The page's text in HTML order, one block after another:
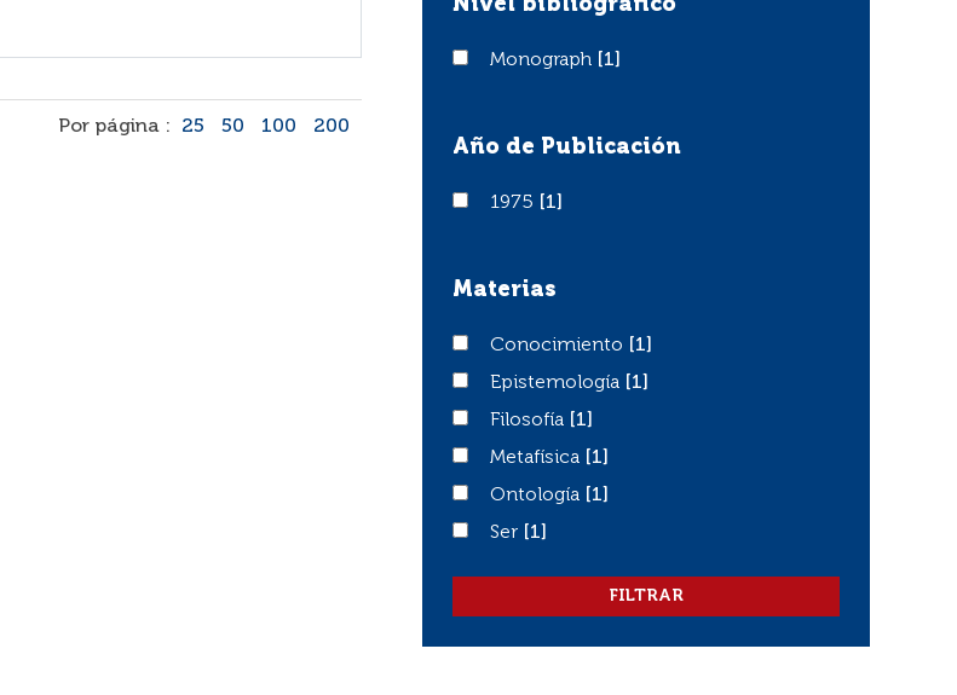
Por página : 25 50 100 200
Nivel bibliográfico
Monograph
Monograph [1]
Año de Publicación
19751975 [1]
Materias
Conocimiento
Conocimiento
[1]
Epistemología
Epistemología
[1]
FilosofíaFilosofía
[1]
Metafísica
Metafísica
[1]
Ontología
Ontología
[1]
Ser
Ser [1]